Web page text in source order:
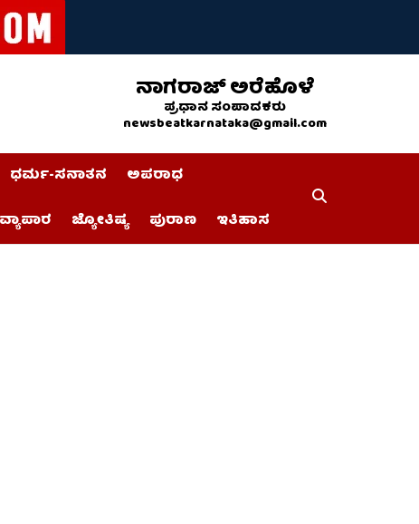
ನಾಗರಾಜ್ ಅರೆಹೊಳೆ
ಪ್ರಧಾನ ಸಂಪಾದಕರು
newsbeatkarnataka@gmail.com
ಧರ್ಮ-ಸನಾತನ
ಅಪರಾಧ
ಜ್ಯೋತಿಷ್ಯ ಪುರಾಣ ಇತಿಹಾಸ